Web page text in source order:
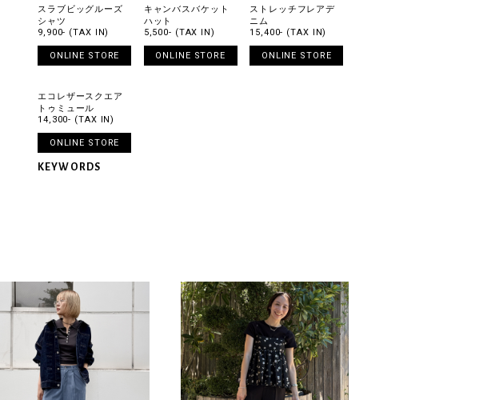
スラブビッグルーズ
シャツ
9,900- (TAX IN)
ONLINE STORE
キャンバスバケット
ハット
5,500- (TAX IN)
ONLINE STORE
ストレッチフレアデ
ニム
15,400- (TAX IN)
ONLINE STORE
エコレザースクエア
トゥミュール
14,300- (TAX IN)
ONLINE STORE
KEYWORDS